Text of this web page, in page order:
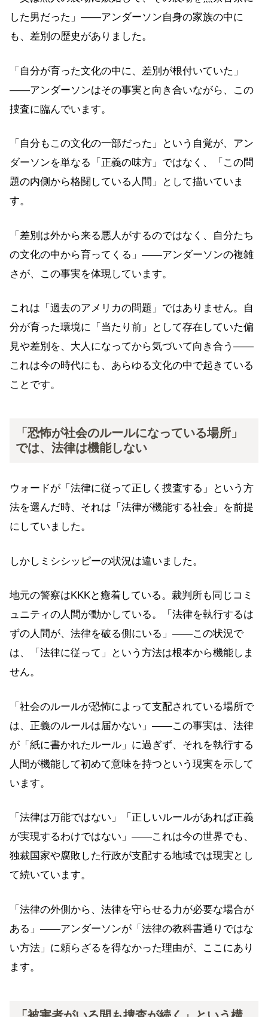
した男だった」——アンダーソン自身の家族の中に
も、差別の歴史がありました。
「自分が育った文化の中に、差別が根付いていた」
——アンダーソンはその事実と向き合いながら、この
捜査に臨んでいます。
「自分もこの文化の一部だった」という自覚が、アン
ダーソンを単なる「正義の味方」ではなく、「この問
題の内側から格闘している人間」として描いていま
す。
「差別は外から来る悪人がするのではなく、自分たち
の文化の中から育ってくる」——アンダーソンの複雑
さが、この事実を体現しています。
これは「過去のアメリカの問題」ではありません。自
分が育った環境に「当たり前」として存在していた偏
見や差別を、大人になってから気づいて向き合う——
これは今の時代にも、あらゆる文化の中で起きている
ことです。
「恐怖が社会のルールになっている場所」
では、法律は機能しない
ウォードが「法律に従って正しく捜査する」という方
法を選んだ時、それは「法律が機能する社会」を前提
にしていました。
しかしミシシッピーの状況は違いました。
地元の警察はKKKと癒着している。裁判所も同じコミ
ュニティの人間が動かしている。「法律を執行するは
ずの人間が、法律を破る側にいる」——この状況で
は、「法律に従って」という方法は根本から機能しま
せん。
「社会のルールが恐怖によって支配されている場所で
は、正義のルールは届かない」——この事実は、法律
が「紙に書かれたルール」に過ぎず、それを執行する
人間が機能して初めて意味を持つという現実を示して
います。
「法律は万能ではない」「正しいルールがあれば正義
が実現するわけではない」——これは今の世界でも、
独裁国家や腐敗した行政が支配する地域では現実とし
て続いています。
「法律の外側から、法律を守らせる力が必要な場合が
ある」——アンダーソンが「法律の教科書通りではな
い方法」に頼らざるを得なかった理由が、ここにあり
ます。